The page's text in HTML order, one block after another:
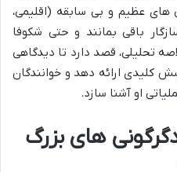
های عظیم و بی سابقه (اقلیمی،
باقی بمانند و حتی شکوفا
تحلیلی، قصد دارد تا دیدگاهی
کلیدی ارائه دهد و خوانندگان
او آشنا سازد.
های بزرگ